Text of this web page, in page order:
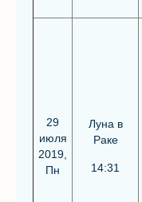
29
июля
2019,
Пн
Луна в
Раке
14:31